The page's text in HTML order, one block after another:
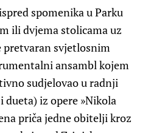
spomenika u Parku
ili dvjema stolicama uz
pretvaran svjetlosnim
ansambl kojem
sudjelovao u radnji
iz opere »Nikola
priča jedne obitelji kroz